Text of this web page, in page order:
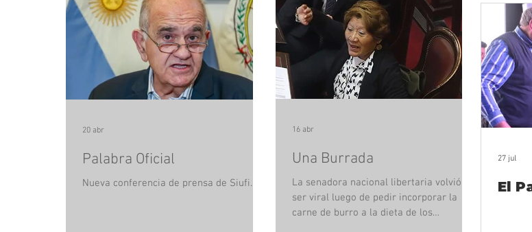
votos de acompañamiento, frente a 106
de oposición. Pero lo que llamó la
atención es que entre las 7 abstenciones
estuvieron los dos diputados jujeños de
Provincias Unidas: Jorge Rizzotti y María
Inés Zigarán. Últimamente
acostumbrados a votar de m
Palabra Oficial
Nueva conferencia de prensa de Siufi.
20 abr
Una Burrada
La senadora nacional libertaria volvió a
ser viral luego de pedir incorporar la
carne de burro a la dieta de los
16 abr
El
27 jul